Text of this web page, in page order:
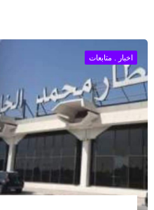
اخبار . متابعات